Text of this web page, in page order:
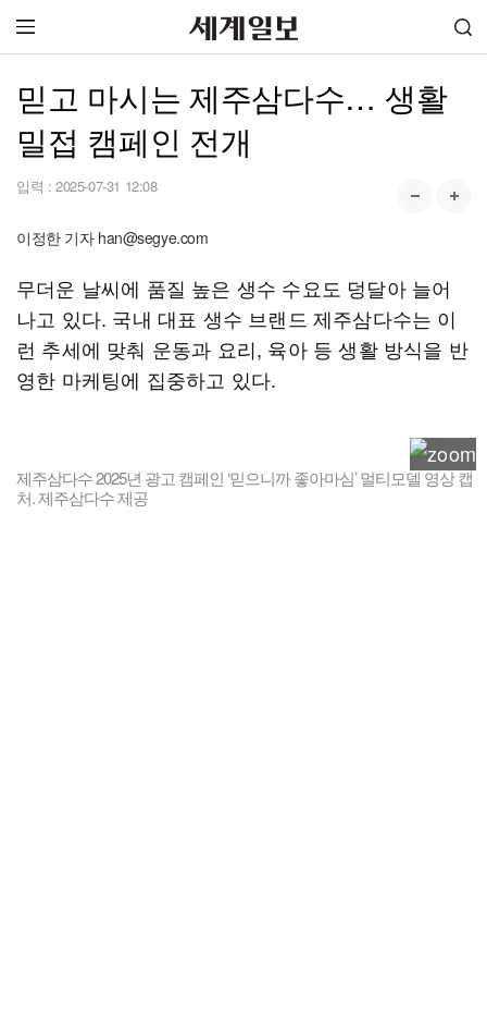
믿고 마시는 제주삼다수… 생활
밀접 캠페인 전개
입력 : 2025-07-31 12:08
이정한 기자 han@segye.com
무더운 날씨에 품질 높은 생수 수요도 덩달아 늘어
나고 있다. 국내 대표 생수 브랜드 제주삼다수는 이
런 추세에 맞춰 운동과 요리, 육아 등 생활 방식을 반
영한 마케팅에 집중하고 있다.
제주삼다수 2025년 광고 캠페인 ‘믿으니까 좋아마심’ 멀티모델 영상 캡
처. 제주삼다수 제공